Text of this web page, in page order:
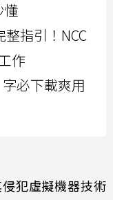
懂
指引！NCC
作
必下載爽用
犯虛擬機器技術